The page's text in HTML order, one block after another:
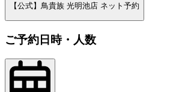
【公式】鳥貴族 光明池店 ネット予約
ご予約日時・人数